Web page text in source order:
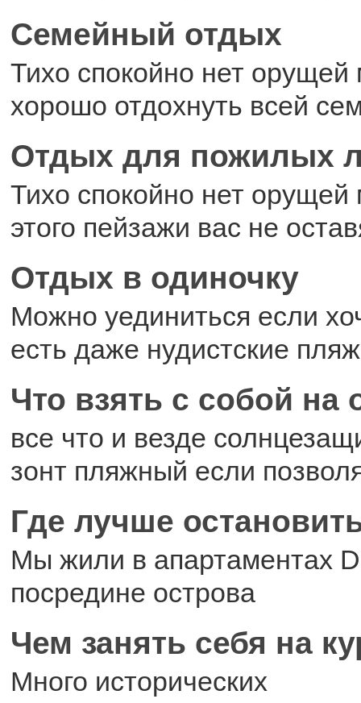
Семейный отдых
Тихо спокойно нет
хорошо отдохнуть всей
Отдых для пожилых
Тихо спокойно нет орущей
этого пейзажи вас не
Отдых в одиночку
Можно уединиться если
есть даже нудистские
Что взять с собой на
все что и везде
зонт пляжный если
Где лучше
Мы жили в апартаментах
посредине острова
Чем занять себя на
Много исторических